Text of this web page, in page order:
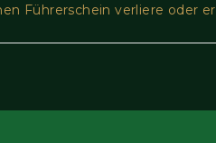
Führerschein verliere oder er